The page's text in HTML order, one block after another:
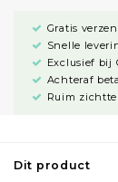
Gratis
Snelle
Exclusief bij
Achteraf
Ruim
Dit product